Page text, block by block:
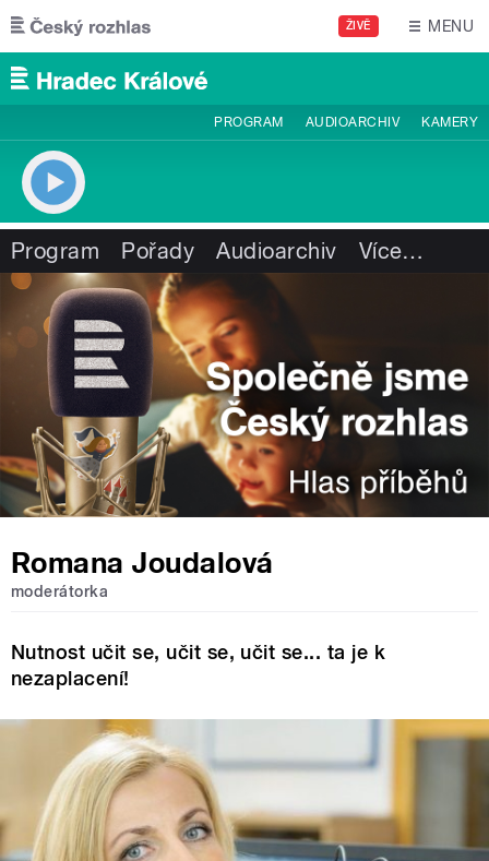
Přejít k hlavnímu obsahu
ŽIVĚ MENU
PROGRAM AUDIOARCHIV KAMERY
Program Pořady Audioarchiv Více…
Romana Joudalová
moderátorka
Nutnost učit se, učit se, učit se... ta je k
nezaplacení!